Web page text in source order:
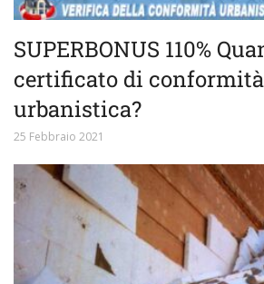
SUPERBONUS 110%
certificato di conformità
urbanistica?
25 Febbraio 2021